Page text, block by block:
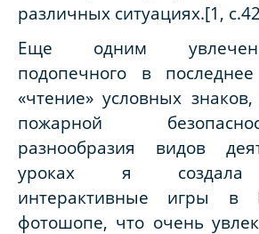
различных ситуациях.[1,
Еще одним
подопечного в
«чтение» условных
пожарной
разнообразия видов
уроках я создала
интерактивные игры в
фотошопе, что очень